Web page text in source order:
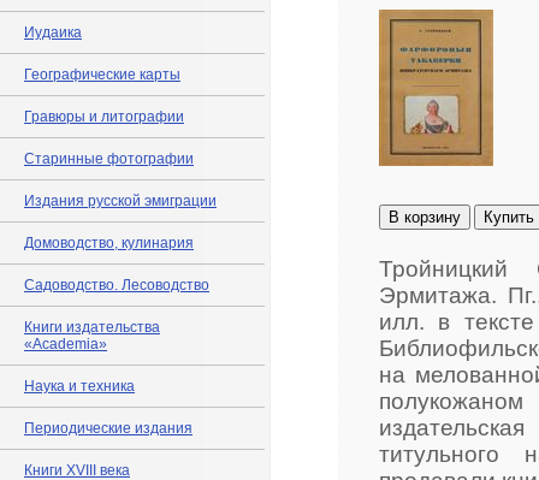
Иудаика
Географические карты
Гравюры и литографии
Старинные фотографии
Издания русской эмиграции
Домоводство, кулинария
Садоводство. Лесоводство
Книги издательства
«Academia»
Наука и техника
Периодические издания
Книги XVIII века
В корзину Купить
Тройницкий
Эрмитажа.
илл. в
на
титульного